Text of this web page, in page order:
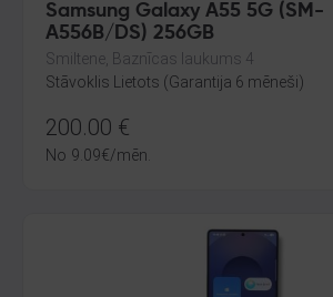
Samsung Galaxy A55 5G (SM-
A556B/DS) 256GB
Smiltene, Baznīcas laukums 4
Stāvoklis Lietots (Garantija 6 mēneši)
200.00 €
No 9.09€/mēn.